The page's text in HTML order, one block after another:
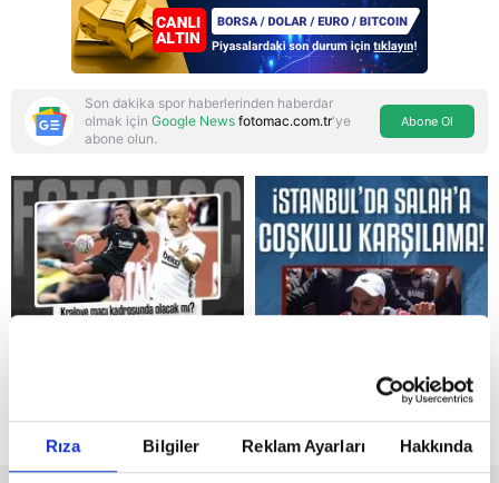
Rıza Bilgiler Reklam Ayarları Hakkında
Reddet
Son dakika spor haberlerinden haberdar
olmak için Google News fotomac.com.tr'ye
abone olun.
Abone Ol